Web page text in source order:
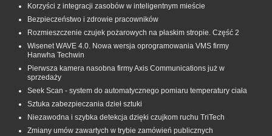
Korzyści z integracji zasobów w inteligentnym mieście
Bezpieczeństwo i zdrowie pracowników
Rozmieszczenie czujek pożarowych na płaskim stropie. Część 2
Wisenet WAVE 4.0. Nowa wersja oprogramowania VMS firmy
Hanwha Techwin
Pierwsza kamera nasobna firmy Axis Communications już w
sprzedaży
Seek Scan - system do automatycznego pomiaru temperatury ciała
Sztuka zabezpieczania dzieł sztuki
Niezawodna i szybka detekcja dzięki czujkom ruchu TriTech
Zmiany umów zawartych w trybie zamówień publicznych